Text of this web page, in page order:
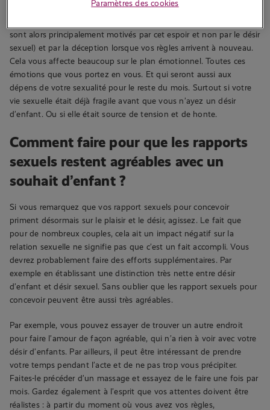
En l’absence de grossesse, votre vie est rythmée par l’espoir qui
sont alors principalement motivés par cet espoir et non par le désir
sexuel) et par la déception lorsque vos règles arrivent à nouveau.
Cela vous affecte beaucoup sur le plan émotionnel. Toutes ces
émotions que vous portez en vous. Et qui seront aussi aux
dépens de votre sexualité pour le reste du mois. Surtout si votre
vie sexuelle était déjà fragile avant que vous n’ayez un désir
d’enfant. Ou si elle était source de tension et de honte.
Comment faire pour que les rapports
sexuels restent agréables avec un
souhait d’enfant ?
Si vous remarquez que vos rapport sexuels pour concevoir
priment désormais sur le plaisir et le désir, agissez. Le fait que
pour de nombreux couples, cela ait un impact négatif sur la
relation sexuelle ne signifie pas que c’est un fait accompli. Vous
devrez probablement faire des efforts supplémentaires. Par
exemple en établissant une distinction très nette entre désir
d’enfant et désir sexuel. Sans oublier que les rapport sexuels pour
concevoir peuvent être aussi très agréables.
Par exemple, vous pouvez essayer de trouver un autre endroit
pour faire l’amour de façon agréable, qui n’a rien à voir avec votre
désir d’enfants. Par ailleurs, il peut être intéressant de prendre
votre temps pendant l’acte et de ne pas trop vous précipiter.
Faites-le précéder d’un massage et essayez de le faire une fois par
mois. Gardez également à l’esprit que vos attentes doivent être
réalistes : à partir du moment où vous avez vos règles,
Paramètres des cookies